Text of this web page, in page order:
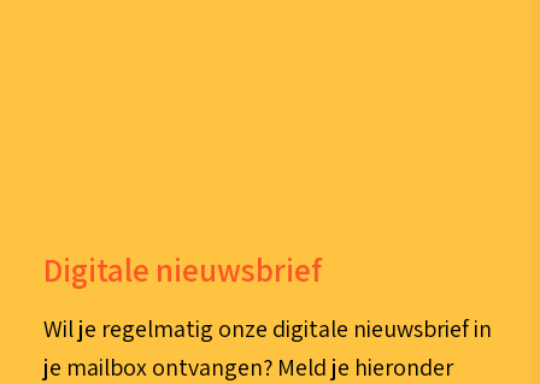
Digitale nieuwsbrief
Wil je regelmatig onze digitale nieuwsbrief in
je mailbox ontvangen? Meld je hieronder